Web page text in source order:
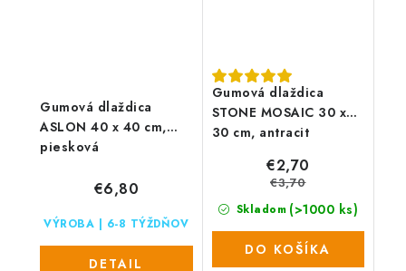
Gumová dlaždica
ASLON 40 x 40 cm,
piesková
VÝROBA | 6-8 TÝŽDŇOV
€6,80
DETAIL
Gumová dlaždica
STONE MOSAIC 30 x
30 cm, antracit
Skladom (>1000 ks)
€2,70
€3,70
DO KOŠÍKA